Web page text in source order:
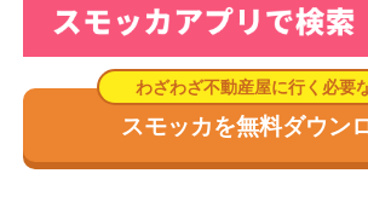
スモッカを無料ダウン